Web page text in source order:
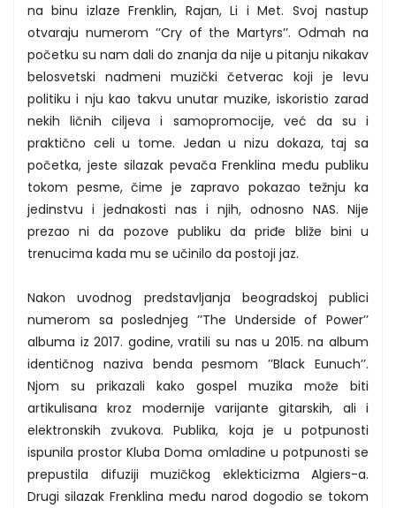
na binu izlaze Frenklin, Rajan, Li i Met. Svoj nastup
otvaraju numerom ’’Cry of the Martyrs’’. Odmah na
početku su nam dali do znanja da nije u pitanju nikakav
belosvetski nadmeni muzički četverac koji je levu
politiku i nju kao takvu unutar muzike, iskoristio zarad
nekih ličnih ciljeva i samopromocije, već da su i
praktično celi u tome. Jedan u nizu dokaza, taj sa
početka, jeste silazak pevača Frenklina među publiku
tokom pesme, čime je zapravo pokazao težnju ka
jedinstvu i jednakosti nas i njih, odnosno NAS. Nije
prezao ni da pozove publiku da priđe bliže bini u
trenucima kada mu se učinilo da postoji jaz.
Nakon uvodnog predstavljanja beogradskoj publici
numerom sa poslednjeg ’’The Underside of Power’’
albuma iz 2017. godine, vratili su nas u 2015. na album
identičnog naziva benda pesmom ’’Black Eunuch’’.
Njom su prikazali kako gospel muzika može biti
artikulisana kroz modernije varijante gitarskih, ali i
elektronskih zvukova. Publika, koja je u potpunosti
ispunila prostor Kluba Doma omladine u potpunosti se
prepustila difuziji muzičkog eklekticizma Algiers-a.
Drugi silazak Frenklina među narod dogodio se tokom